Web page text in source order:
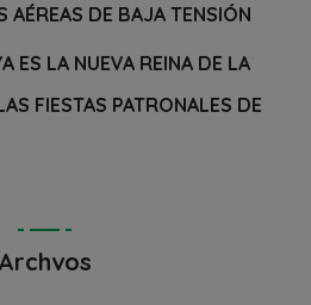
AÉREAS DE BAJA TENSIÓN
ES LA NUEVA REINA DE LA
FIESTAS PATRONALES DE
Archvos